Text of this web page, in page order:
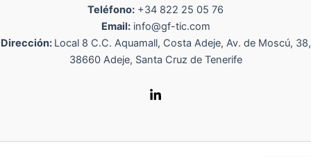
Teléfono: +34 822 25 05 76
Email:info@gf-tic.com
Dirección: Local 8 C.C. Aquamall, Costa Adeje, Av. de Moscú, 38,
38660 Adeje, Santa Cruz de Tenerife